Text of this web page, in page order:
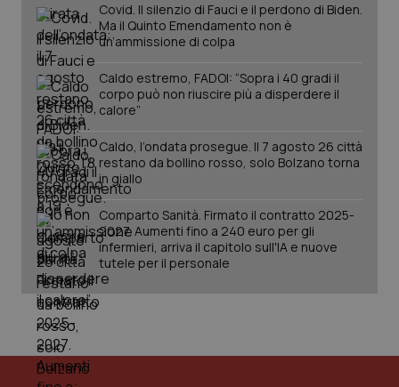
Covid. Il silenzio di Fauci e il perdono di Biden.
Ma il Quinto Emendamento non è
un’ammissione di colpa
Caldo estremo, FADOI: “Sopra i 40 gradi il
corpo può non riuscire più a disperdere il
calore”
Caldo, l’ondata prosegue. Il 7 agosto 26 città
restano da bollino rosso, solo Bolzano torna
in giallo
Comparto Sanità. Firmato il contratto 2025-
2027. Aumenti fino a 240 euro per gli
infermieri, arriva il capitolo sull'IA e nuove
tutele per il personale
PHPSESSID